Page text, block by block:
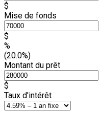
$
Mise de fonds
$
%
(20.0%)
Montant du prêt
$
Taux d'intérêt